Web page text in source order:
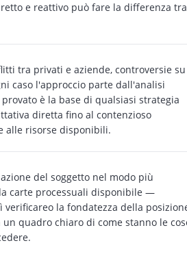
e reattivo può fare la differenza tra
tra privati e aziende, controversie su
caso l'approccio parte dall'analisi
è la base di qualsiasi strategia
diretta fino al contenzioso
alle risorse disponibili.
del soggetto nel modo più
carte processuali disponibile —
la fondatezza della
quadro chiaro di come stanno le